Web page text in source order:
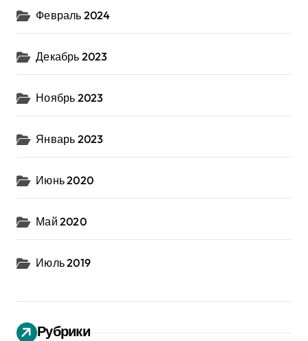
Февраль 2024
Декабрь 2023
Ноябрь 2023
Январь 2023
Июнь 2020
Май 2020
Июль 2019
Рубрики